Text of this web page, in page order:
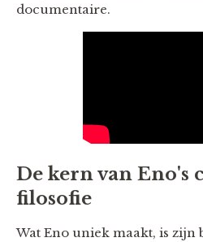
documentaire.
De kern van Eno's
filosofie
Wat Eno uniek maakt, is zijn